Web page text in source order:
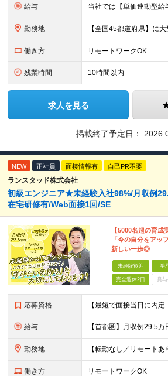
給与
勤務地
働き方 リモートワークOK
残業時間 10時間以内
求人を見る
掲載終了予定日：
NEW 正社員 面接情報有 自己PR不要
ランスタッド株式会社
初級エンジニア★未経験入社98%/月収例
在宅研修有/Web面接1回/SE
【5000名超の育成
「今の自分をアッ
新しい一歩◎
未経験歓迎 学
完全週休2日 賞与
応募資格
給与
勤務地
働き方 リモートワークOK